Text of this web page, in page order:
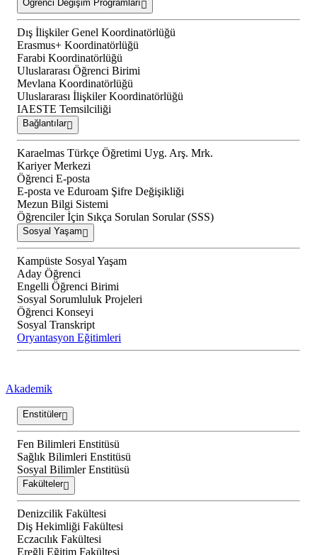
Öğrenci Değişim Programları
Dış İlişkiler Genel Koordinatörlüğü
Erasmus+ Koordinatörlüğü
Farabi Koordinatörlüğü
Uluslararası Öğrenci Birimi
Mevlana Koordinatörlüğü
Uluslararası İlişkiler Koordinatörlüğü
IAESTE Temsilciliği
Bağlantılar
Karaelmas Türkçe Öğretimi Uyg. Arş. Mrk.
Kariyer Merkezi
Öğrenci E-posta
E-posta ve Eduroam Şifre Değişikliği
Mezun Bilgi Sistemi
Öğrenciler İçin Sıkça Sorulan Sorular (SSS)
Sosyal Yaşam
Kampüste Sosyal Yaşam
Aday Öğrenci
Engelli Öğrenci Birimi
Sosyal Sorumluluk Projeleri
Öğrenci Konseyi
Sosyal Transkript
Oryantasyon Eğitimleri
Akademik
Enstitüler
Fen Bilimleri Enstitüsü
Sağlık Bilimleri Enstitüsü
Sosyal Bilimler Enstitüsü
Fakülteler
Denizcilik Fakültesi
Diş Hekimliği Fakültesi
Eczacılık Fakültesi
Ereğli Eğitim Fakültesi